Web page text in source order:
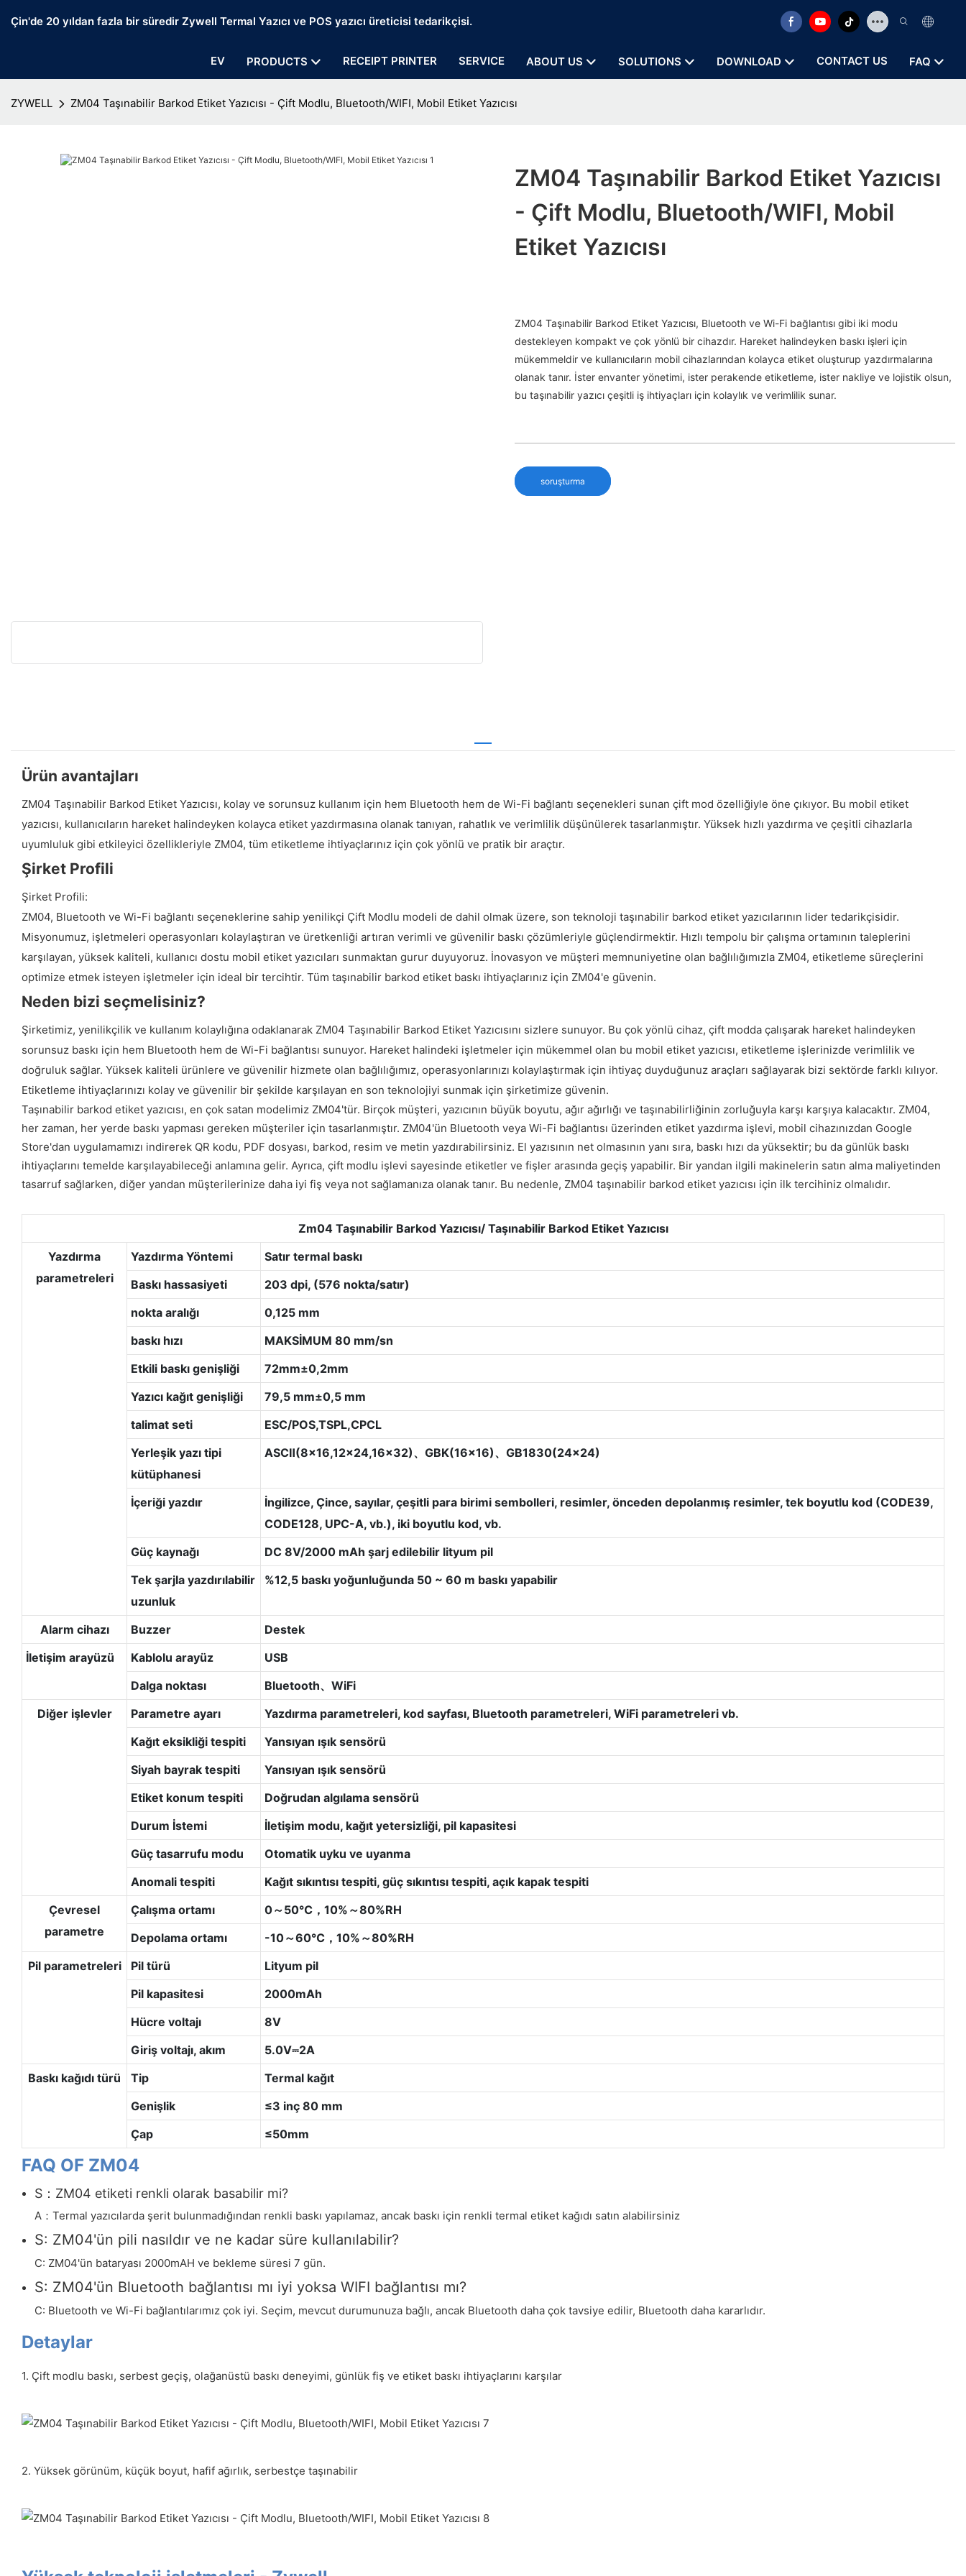
Çin'de 20 yıldan fazla bir süredir Zywell Termal Yazıcı ve POS yazıcı üreticisi tedarikçisi.
EV PRODUCTS RECEIPT PRINTER SERVICE ABOUT US SOLUTIONS DOWNLOAD CONTACT US FAQ
ZYWELL ZM04 Taşınabilir Barkod Etiket Yazıcısı - Çift Modlu, Bluetooth/WIFI, Mobil Etiket Yazıcısı
ZM04 Taşınabilir Barkod Etiket Yazıcısı
- Çift Modlu, Bluetooth/WIFI, Mobil
Etiket Yazıcısı
ZM04 Taşınabilir Barkod Etiket Yazıcısı, Bluetooth ve Wi-Fi bağlantısı gibi iki modu
destekleyen kompakt ve çok yönlü bir cihazdır. Hareket halindeyken baskı işleri için
mükemmeldir ve kullanıcıların mobil cihazlarından kolayca etiket oluşturup yazdırmalarına
olanak tanır. İster envanter yönetimi, ister perakende etiketleme, ister nakliye ve lojistik olsun,
bu taşınabilir yazıcı çeşitli iş ihtiyaçları için kolaylık ve verimlilik sunar.
soruşturma
Ürün avantajları
ZM04 Taşınabilir Barkod Etiket Yazıcısı, kolay ve sorunsuz kullanım için hem Bluetooth hem de Wi-Fi bağlantı seçenekleri sunan çift mod özelliğiyle öne çıkıyor. Bu mobil etiket
yazıcısı, kullanıcıların hareket halindeyken kolayca etiket yazdırmasına olanak tanıyan, rahatlık ve verimlilik düşünülerek tasarlanmıştır. Yüksek hızlı yazdırma ve çeşitli cihazlarla
uyumluluk gibi etkileyici özellikleriyle ZM04, tüm etiketleme ihtiyaçlarınız için çok yönlü ve pratik bir araçtır.
Şirket Profili
Şirket Profili:
ZM04, Bluetooth ve Wi-Fi bağlantı seçeneklerine sahip yenilikçi Çift Modlu modeli de dahil olmak üzere, son teknoloji taşınabilir barkod etiket yazıcılarının lider tedarikçisidir.
Misyonumuz, işletmeleri operasyonları kolaylaştıran ve üretkenliği artıran verimli ve güvenilir baskı çözümleriyle güçlendirmektir. Hızlı tempolu bir çalışma ortamının taleplerini
karşılayan, yüksek kaliteli, kullanıcı dostu mobil etiket yazıcıları sunmaktan gurur duyuyoruz. İnovasyon ve müşteri memnuniyetine olan bağlılığımızla ZM04, etiketleme süreçlerini
optimize etmek isteyen işletmeler için ideal bir tercihtir. Tüm taşınabilir barkod etiket baskı ihtiyaçlarınız için ZM04'e güvenin.
Neden bizi seçmelisiniz?
Şirketimiz, yenilikçilik ve kullanım kolaylığına odaklanarak ZM04 Taşınabilir Barkod Etiket Yazıcısını sizlere sunuyor. Bu çok yönlü cihaz, çift modda çalışarak hareket halindeyken
sorunsuz baskı için hem Bluetooth hem de Wi-Fi bağlantısı sunuyor. Hareket halindeki işletmeler için mükemmel olan bu mobil etiket yazıcısı, etiketleme işlerinizde verimlilik ve
doğruluk sağlar. Yüksek kaliteli ürünlere ve güvenilir hizmete olan bağlılığımız, operasyonlarınızı kolaylaştırmak için ihtiyaç duyduğunuz araçları sağlayarak bizi sektörde farklı kılıyor.
Etiketleme ihtiyaçlarınızı kolay ve güvenilir bir şekilde karşılayan en son teknolojiyi sunmak için şirketimize güvenin.
Taşınabilir barkod etiket yazıcısı, en çok satan modelimiz ZM04'tür. Birçok müşteri, yazıcının büyük boyutu, ağır ağırlığı ve taşınabilirliğinin zorluğuyla karşı karşıya kalacaktır. ZM04,
her zaman, her yerde baskı yapması gereken müşteriler için tasarlanmıştır. ZM04'ün Bluetooth veya Wi-Fi bağlantısı üzerinden etiket yazdırma işlevi, mobil cihazınızdan Google
Store'dan uygulamamızı indirerek QR kodu, PDF dosyası, barkod, resim ve metin yazdırabilirsiniz. El yazısının net olmasının yanı sıra, baskı hızı da yüksektir; bu da günlük baskı
ihtiyaçlarını temelde karşılayabileceği anlamına gelir. Ayrıca, çift modlu işlevi sayesinde etiketler ve fişler arasında geçiş yapabilir. Bir yandan ilgili makinelerin satın alma maliyetinden
tasarruf sağlarken, diğer yandan müşterilerinize daha iyi fiş veya not sağlamanıza olanak tanır. Bu nedenle, ZM04 taşınabilir barkod etiket yazıcısı için ilk tercihiniz olmalıdır.
Zm04 Taşınabilir Barkod Yazıcısı/ Taşınabilir Barkod Etiket Yazıcısı
Yazdırma
parametreleri
Yazdırma Yöntemi
Satır termal baskı
Baskı hassasiyeti
203 dpi, (576 nokta/satır)
nokta aralığı
0,125 mm
baskı hızı
MAKSİMUM 80 mm/sn
Etkili baskı genişliği
72mm±0,2mm
Yazıcı kağıt genişliği
79,5 mm±0,5 mm
talimat seti
ESC/POS,TSPL,CPCL
Yerleşik yazı tipi
kütüphanesi
ASCⅡ(8x16,12x24,16x32)、GBK(16x16)、GB1830(24x24)
İçeriği yazdır
İngilizce, Çince, sayılar, çeşitli para birimi sembolleri, resimler, önceden depolanmış resimler, tek boyutlu kod (CODE39,
CODE128, UPC-A, vb.), iki boyutlu kod, vb.
Güç kaynağı
DC 8V/2000 mAh şarj edilebilir lityum pil
Tek şarjla yazdırılabilir
uzunluk
%12,5 baskı yoğunluğunda 50 ~ 60 m baskı yapabilir
Alarm cihazı Buzzer
Destek
İletişim arayüzü
Kablolu arayüz
USB
Dalga noktası
Bluetooth、WiFi
Diğer işlevler
Parametre ayarı
Yazdırma parametreleri, kod sayfası, Bluetooth parametreleri, WiFi parametreleri vb.
Kağıt eksikliği tespiti
Yansıyan ışık sensörü
Siyah bayrak tespiti
Yansıyan ışık sensörü
Etiket konum tespiti
Doğrudan algılama sensörü
Durum İstemi
İletişim modu, kağıt yetersizliği, pil kapasitesi
Güç tasarrufu modu
Otomatik uyku ve uyanma
Anomali tespiti
Kağıt sıkıntısı tespiti, güç sıkıntısı tespiti, açık kapak tespiti
Çevresel
parametre
Çalışma ortamı
0～50℃，10%～80%RH
Depolama ortamı
-10～60℃，10%～80%RH
Pil parametreleri
Pil türü
Lityum pil
Pil kapasitesi
2000mAh
Hücre voltajı
8V
Giriş voltajı, akım
5.0V⎓2A
Baskı kağıdı türü
Tip
Termal kağıt
Genişlik
≤3 inç 80 mm
Çap
≤50mm
FAQ OF ZM04
S：ZM04 etiketi renkli olarak basabilir mi?
A：Termal yazıcılarda şerit bulunmadığından renkli baskı yapılamaz, ancak baskı için renkli termal etiket kağıdı satın alabilirsiniz
S: ZM04'ün pili nasıldır ve ne kadar süre kullanılabilir?
C: ZM04'ün bataryası 2000mAH ve bekleme süresi 7 gün.
S: ZM04'ün Bluetooth bağlantısı mı iyi yoksa WIFI bağlantısı mı?
C: Bluetooth ve Wi-Fi bağlantılarımız çok iyi. Seçim, mevcut durumunuza bağlı, ancak Bluetooth daha çok tavsiye edilir, Bluetooth daha kararlıdır.
Detaylar
1. Çift modlu baskı, serbest geçiş, olağanüstü baskı deneyimi, günlük fiş ve etiket baskı ihtiyaçlarını karşılar
2. Yüksek görünüm, küçük boyut, hafif ağırlık, serbestçe taşınabilir